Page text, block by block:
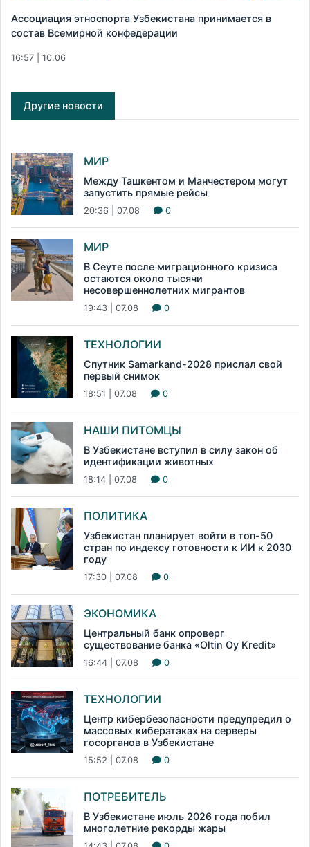
Ассоциация этноспорта Узбекистана принимается в
состав Всемирной конфедерации
16:57 | 10.06
Другие новости
МИР
Между Ташкентом и Манчестером могут
запустить прямые рейсы
20:36 | 07.08 0
МИР
В Сеуте после миграционного кризиса
остаются около тысячи
несовершеннолетних мигрантов
19:43 | 07.08 0
ТЕХНОЛОГИИ
Спутник Samarkand-2028 прислал свой
первый снимок
18:51 | 07.08 0
НАШИ ПИТОМЦЫ
В Узбекистане вступил в силу закон об
идентификации животных
18:14 | 07.08 0
ПОЛИТИКА
Узбекистан планирует войти в топ-50
стран по индексу готовности к ИИ к 2030
году
17:30 | 07.08 0
ЭКОНОМИКА
Центральный банк опроверг
существование банка «Oltin Oy Kredit»
16:44 | 07.08 0
ТЕХНОЛОГИИ
Центр кибербезопасности предупредил о
массовых кибератаках на серверы
госорганов в Узбекистане
15:52 | 07.08 0
ПОТРЕБИТЕЛЬ
В Узбекистане июль 2026 года побил
многолетние рекорды жары